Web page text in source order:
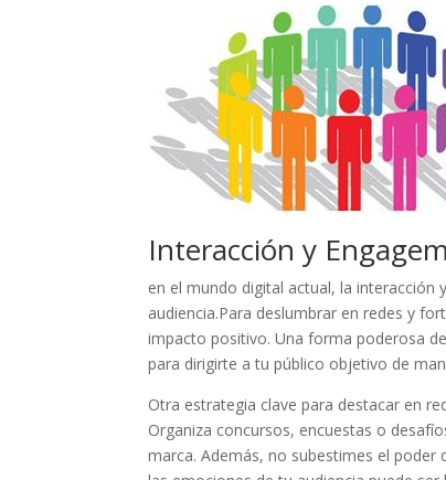
Facebook Twitter
Pinterest Gmail
LinkedIn
Interacción y
en el mundo‌ digital actual, la
audiencia.Para deslumbrar en redes‍ y
impacto positivo. ⁣Una ⁤forma poderosa
para dirigirte​ a tu público objetivo ‍de
Otra estrategia clave para destacar en
Organiza concursos, encuestas ⁣o⁢
marca. Además, ⁤no subestimes⁤ el